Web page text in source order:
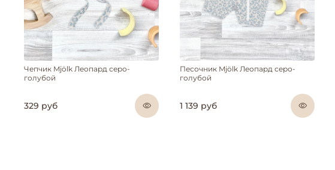
Чепчик Mjölk Леопард серо-
голубой
329 руб
Песочник Mjölk Леопард серо-
голубой
1 139 руб